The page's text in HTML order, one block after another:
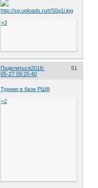
+3
Поделиться 51
2018-
05-27 09:25:40
Турнир в базе РШФ
+2